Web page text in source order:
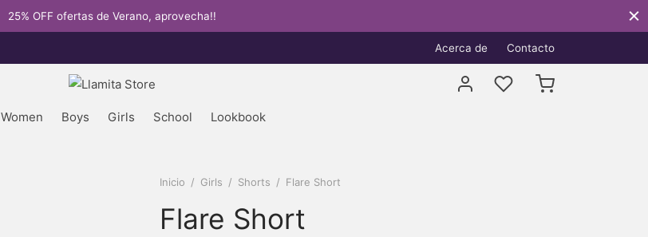
25% OFF ofertas de Verano, aprovecha!!
Acerca de Contacto
Women Boys Girls School Lookbook
Inicio / Girls / Shorts / Flare Short
Flare Short